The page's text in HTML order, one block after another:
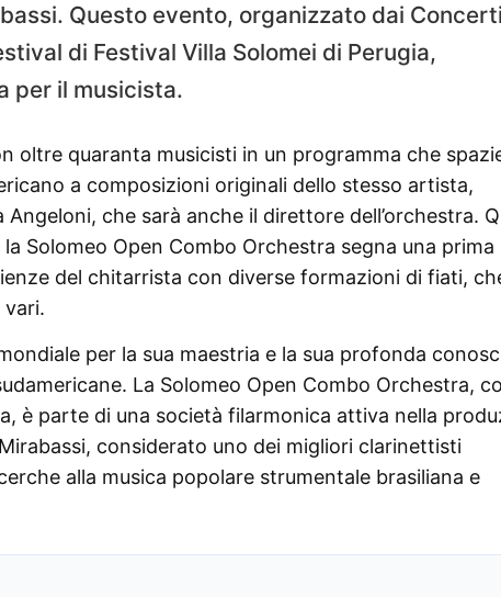
Questo evento, organizzato dai
di Festival Villa Solomei di Perugia,
per il musicista.
oltre quaranta musicisti in un programma che
a composizioni originali dello stesso artista,
che sarà anche il direttore dell’orchestra.
Solomeo Open Combo Orchestra segna una prima
del chitarrista con diverse formazioni di fiati,
vari.
per la sua maestria e la sua profonda
La Solomeo Open Combo Orchestra,
è parte di una società filarmonica attiva nella
considerato uno dei migliori clarinettisti
alla musica popolare strumentale brasiliana e